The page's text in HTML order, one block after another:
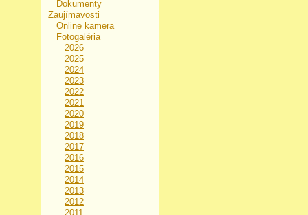
Dokumenty
Zaujímavosti
Online kamera
Fotogaléria
2026
2025
2024
2023
2022
2021
2020
2019
2018
2017
2016
2015
2014
2013
2012
2011